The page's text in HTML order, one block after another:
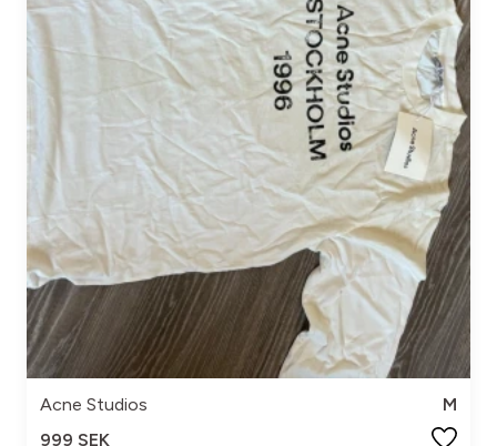
Acne Studios
M
999 SEK